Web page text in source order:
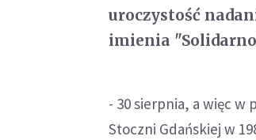
uroczystość
imienia
- 30 sierpnia, a więc
Stoczni Gdańskiej w